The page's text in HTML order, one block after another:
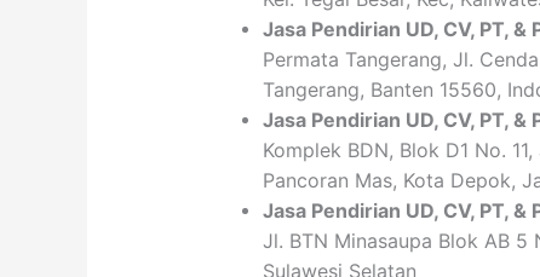
Jasa Pendirian UD, CV, PT, &
Permata Tangerang, Jl.
Tangerang, Banten 15560,
Jasa Pendirian UD, CV, PT, &
Komplek BDN, Blok D1 No.
Pancoran Mas, Kota Depok,
Jasa Pendirian UD, CV, PT, &
Jl. BTN Minasaupa Blok AB 5
Sulawesi Selatan